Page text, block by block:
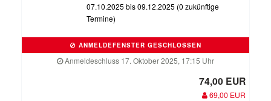
07.10.2025 bis 09.12.2025 (0 zukünftige
Termine)
ANMELDEFENSTER GESCHLOSSEN
Anmeldeschluss 17. Oktober 2025, 17:15 Uhr
74,00 EUR
69,00 EUR